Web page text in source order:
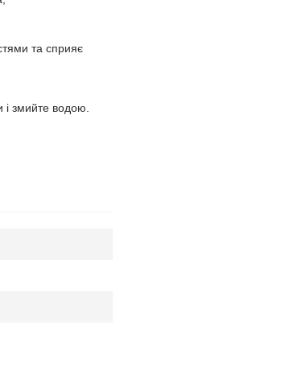
та сприяє
і змийте водою.